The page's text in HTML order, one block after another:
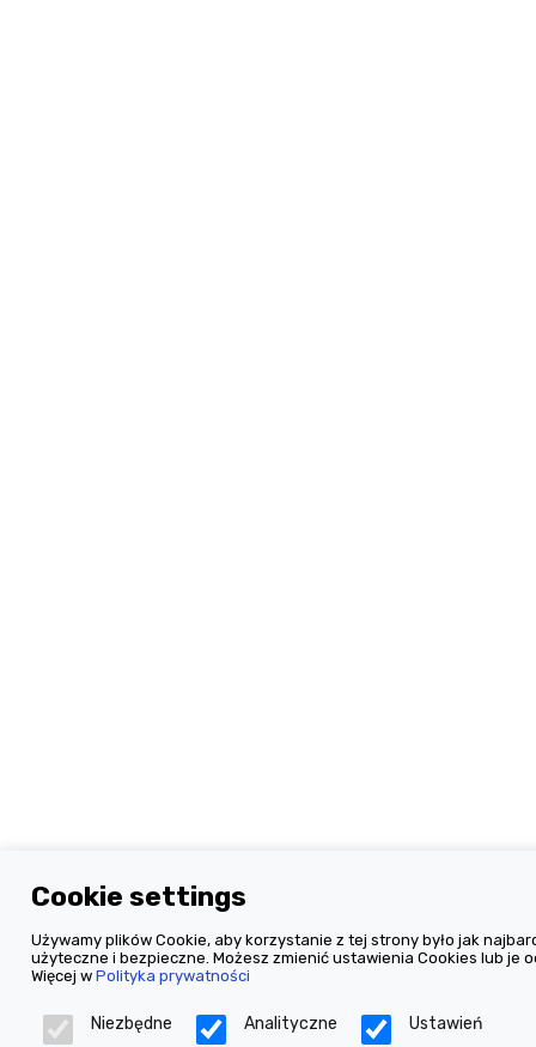
Cookie settings
Używamy plików Cookie, aby korzystanie z tej strony było jak
użyteczne i bezpieczne. Możesz zmienić ustawienia Cookies lub je
Więcej w Polityka prywatności
Niezbędne Analityczne Ustawień